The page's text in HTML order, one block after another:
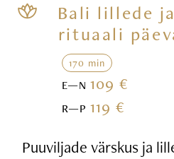
Bali lillede
rituaali
170 min
E—N109 €
R—P119 €
Puuviljade värskus ja